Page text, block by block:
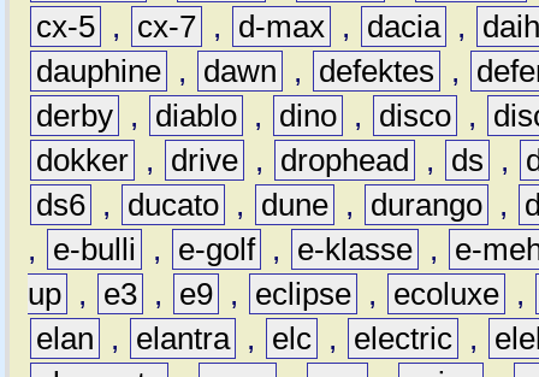
cx-5 , cx-7 , d-max , dacia ,
dauphine , dawn , defektes ,
derby , diablo , dino , disco ,
dokker , drive , drophead , ds ,
ds6 , ducato , dune , durango ,
,
e-bulli , e-golf , e-klasse ,
e-
up , e3 , e9 , eclipse , ecoluxe ,
elan
, elantra , elc , electric ,